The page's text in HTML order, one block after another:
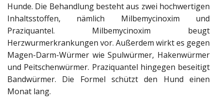
Hunde. Die Behandlung besteht aus zwei hochwertigen
Inhaltsstoffen, nämlich Milbemycinoxim und
Praziquantel. Milbemycinoxim beugt
Herzwurmerkrankungen vor. Außerdem wirkt es gegen
Magen-Darm-Würmer wie Spulwürmer, Hakenwürmer
und Peitschenwürmer. Praziquantel hingegen beseitigt
Bandwürmer. Die Formel schützt den Hund einen
Monat lang.